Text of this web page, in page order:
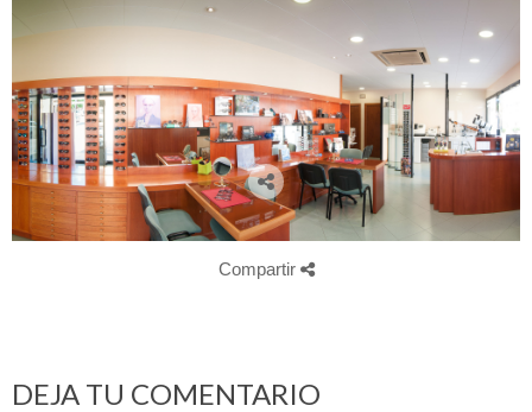
Compartir
DEJA TU COMENTARIO